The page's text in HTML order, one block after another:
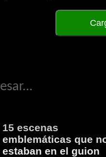
15 escenas
emblemáticas que
estaban en el guion